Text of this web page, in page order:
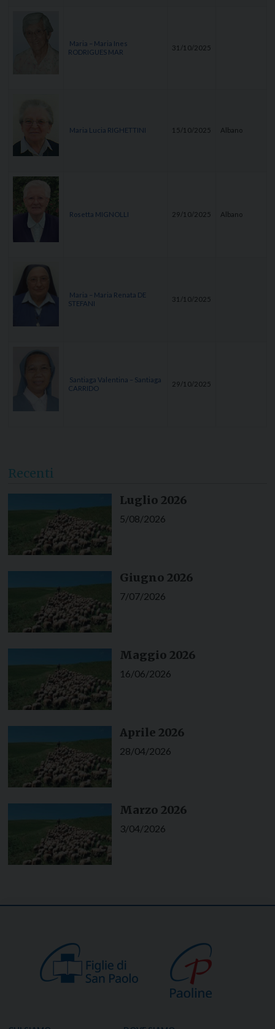
Maria – Maria Ines
RODRIGUES MAR
31/10/2025
Maria Lucia RIGHETTINI 15/10/2025 Albano
Rosetta MIGNOLLI 29/10/2025 Albano
Maria – Maria Renata DE
STEFANI
31/10/2025
Santiaga Valentina – Santiaga
CARRIDO
29/10/2025
Recenti
Luglio 2026
5/08/2026
Giugno 2026
7/07/2026
Maggio 2026
16/06/2026
Aprile 2026
28/04/2026
Marzo 2026
3/04/2026